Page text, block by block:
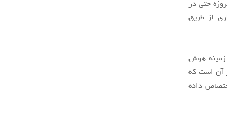
حتی در
از طریق
زمینه هوش
آن است که
اختصاص داده